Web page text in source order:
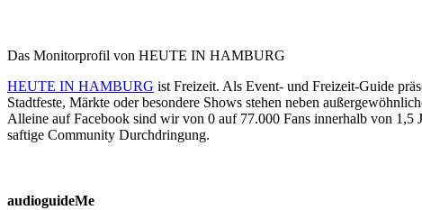
Das Monitorprofil von HEUTE IN HAMBURG
HEUTE IN HAMBURG ist Freizeit. Als Event- und Freizeit-Guide
Stadtfeste, Märkte oder besondere Shows stehen neben
Alleine auf Facebook sind wir von 0 auf 77.000 Fans innerhalb von
saftige Community Durchdringung.
audioguideMe